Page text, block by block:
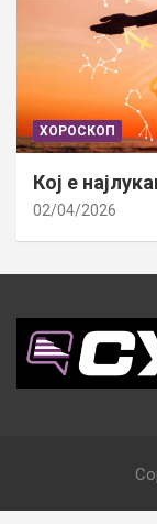
ХОРОСКОП
Кој е
02/04/2026